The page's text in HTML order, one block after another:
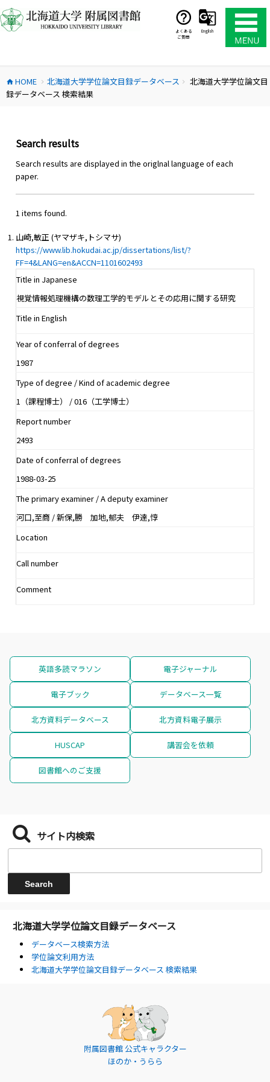
ン
テ
ス
キ
よくある
ご質問
English
home HOME chevron_right 北海道大学学位論文目録データベース chevron_right
北海道大学学位論文目
録データベース 検索結果
Search results
Search results are displayed in the origlnal language of each
paper.
1 items found.
山崎,敏正 (ヤマザキ,トシマサ)
https://www.lib.hokudai.ac.jp/dissertations/list/?
FF=4&LANG=en&ACCN=1101602493
Title in Japanese
視覚情報処理機構の数理工学的モデルとその応用に関する研究
Title in English
Year of conferral of degrees
1987
Type of degree / Kind of academic degree
1（課程博士） / 016（工学博士）
Report number
2493
Date of conferral of degrees
1988-03-25
The primary examiner / A deputy examiner
河口,至商 / 新保,勝 加地,郁夫 伊達,惇
Location
Call number
Comment
英語多読マラソン 電子ジャーナル
電子ブック データベース一覧
北方資料データベース 北方資料電子展示
HUSCAP 講習会を依頼
図書館へのご支援
サイト内検索
北海道大学学位論文目録データベース
データベース検索方法
学位論文利用方法
北海道大学学位論文目録データベース 検索結果
附属図書館 公式キャラクター
ほのか・うらら